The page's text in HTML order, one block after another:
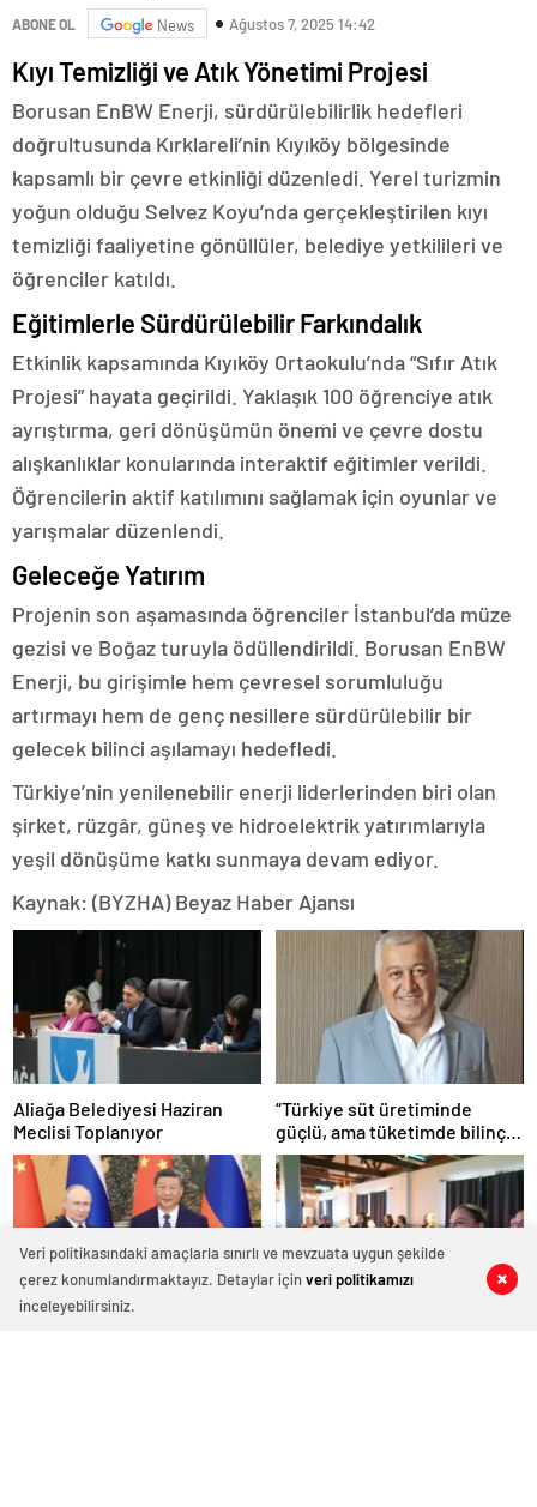
0 0
0 0
ABONE OL News Ağustos 7, 2025 14:42
0 0
Kıyı Temizliği ve Atık Yönetimi Projesi
Borusan EnBW Enerji, sürdürülebilirlik hedefleri
doğrultusunda Kırklareli’nin Kıyıköy bölgesinde
kapsamlı bir çevre etkinliği düzenledi. Yerel turizmin
yoğun olduğu Selvez Koyu’nda gerçekleştirilen kıyı
temizliği faaliyetine gönüllüler, belediye yetkilileri ve
öğrenciler katıldı.
Eğitimlerle Sürdürülebilir Farkındalık
Etkinlik kapsamında Kıyıköy Ortaokulu’nda “Sıfır Atık
Projesi” hayata geçirildi. Yaklaşık 100 öğrenciye atık
ayrıştırma, geri dönüşümün önemi ve çevre dostu
alışkanlıklar konularında interaktif eğitimler verildi.
Öğrencilerin aktif katılımını sağlamak için oyunlar ve
yarışmalar düzenlendi.
Geleceğe Yatırım
Projenin son aşamasında öğrenciler İstanbul’da müze
gezisi ve Boğaz turuyla ödüllendirildi. Borusan EnBW
Enerji, bu girişimle hem çevresel sorumluluğu
artırmayı hem de genç nesillere sürdürülebilir bir
gelecek bilinci aşılamayı hedefledi.
Türkiye’nin yenilenebilir enerji liderlerinden biri olan
şirket, rüzgâr, güneş ve hidroelektrik yatırımlarıyla
yeşil dönüşüme katkı sunmaya devam ediyor.
Kaynak: (BYZHA) Beyaz Haber Ajansı
Aliağa Belediyesi Haziran
Meclisi Toplanıyor
“Türkiye süt üretiminde
güçlü, ama tüketimde bilinç
şart”
Veri politikasındaki amaçlarla sınırlı ve mevzuata uygun şekilde
çerez konumlandırmaktayız. Detaylar içinveri politikamızı
inceleyebilirsiniz.